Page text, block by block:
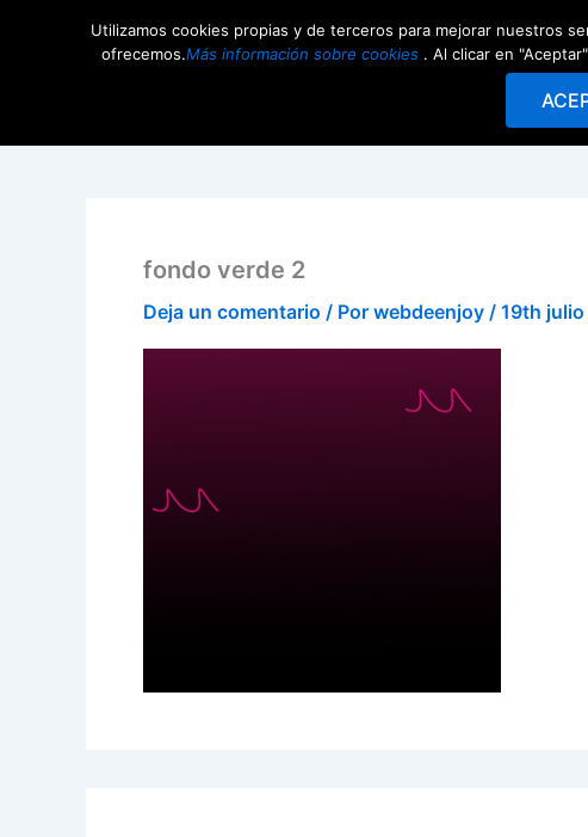
Competiciones Comunidad
fondo verde 2
Deja un comentario / Por webdeenjoy / 19th
Utilizamos cookies propias y de terceros para mejorar nuestros
ofrecemos.Más información sobre cookies. Al clicar en "Aceptar"